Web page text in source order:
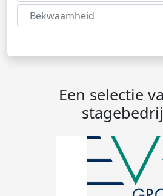
Bekwaamheid
Een selectie